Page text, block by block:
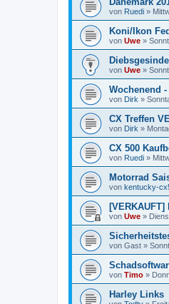
von Ruedi »
Koni/Ikon
von Uwe »
von Uwe »
Wochenend
von Dirk »
CX Treffen
von Dirk »
CX 500
von Ruedi »
Motorrad
von kentucky-
von Uwe »
von Gast »
von Timo »
Harley Links